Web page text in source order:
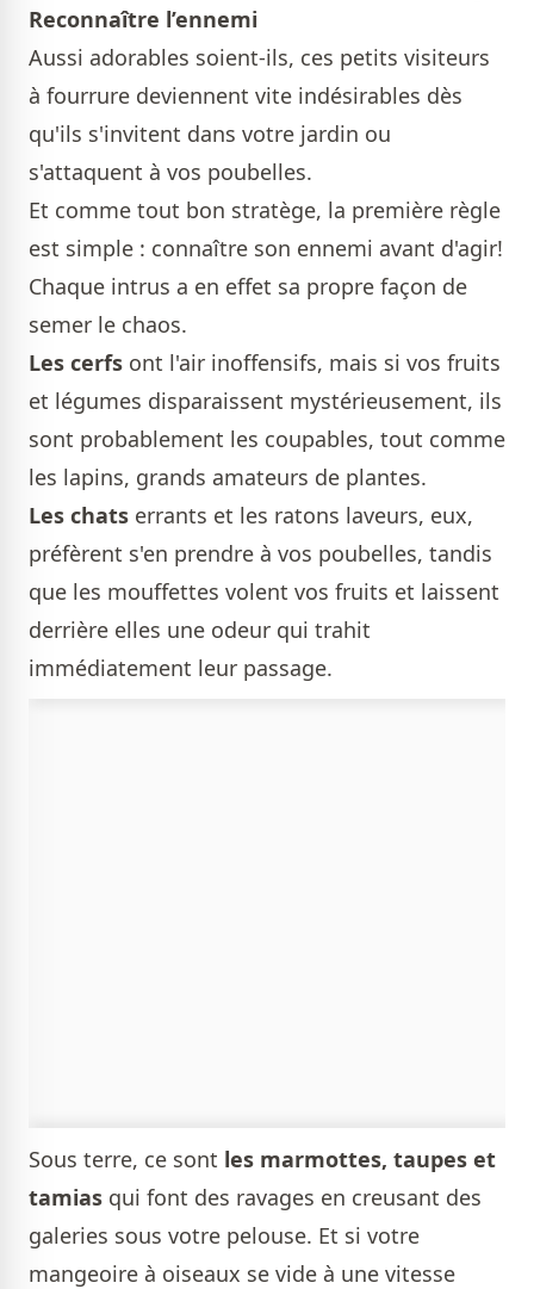
Reconnaître l’ennemi
Aussi adorables soient-ils, ces petits visiteurs
à fourrure deviennent vite indésirables dès
qu'ils s'invitent dans votre jardin ou
s'attaquent à vos poubelles.
Et comme tout bon stratège, la première règle
est simple : connaître son ennemi avant d'agir!
Chaque intrus a en effet sa propre façon de
semer le chaos.
Les cerfs ont l'air inoffensifs, mais si vos fruits
et légumes disparaissent mystérieusement, ils
sont probablement les coupables, tout comme
les lapins, grands amateurs de plantes.
Les chats errants et les ratons laveurs, eux,
préfèrent s'en prendre à vos poubelles, tandis
que les mouffettes volent vos fruits et laissent
derrière elles une odeur qui trahit
immédiatement leur passage.
Sous terre, ce sont les marmottes, taupes et
tamias qui font des ravages en creusant des
galeries sous votre pelouse. Et si votre
mangeoire à oiseaux se vide à une vitesse